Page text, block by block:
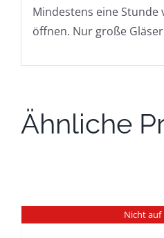
Mindestens eine Stunde
öffnen. Nur große
Ähnliche
Nicht auf